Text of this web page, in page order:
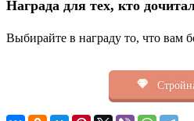
Награда для тех, кто
Выбирайте в награду то, что вам